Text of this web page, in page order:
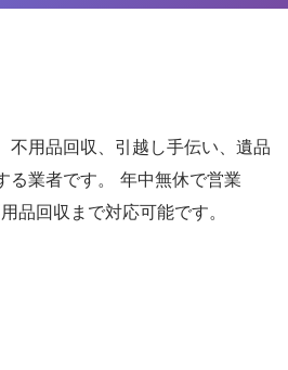
不用品回収、引越し手伝い、遺品
る業者です。 年中無休で営業
品回収まで対応可能です。